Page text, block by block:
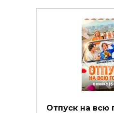
Отпуск на всю